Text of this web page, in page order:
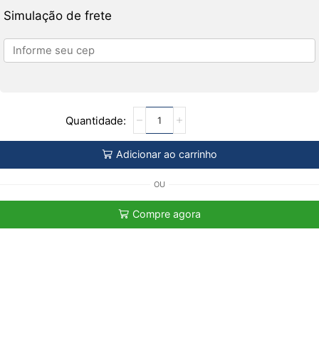
Simulação de frete
Adicionar ao carrinho
OU
Compre agora